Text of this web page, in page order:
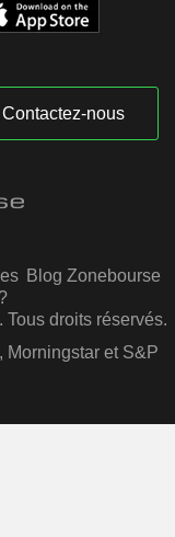
Contactez-nous
Blog Zonebourse
droits réservés.
Morningstar et S&P